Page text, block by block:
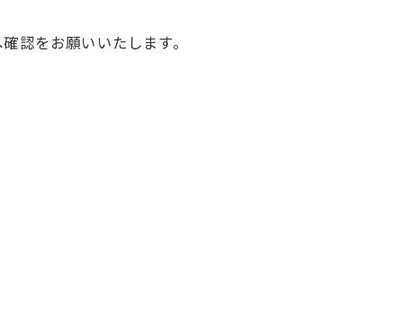
認をお願いいたします。